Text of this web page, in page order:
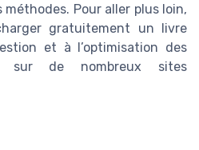
Pour aller plus loin,
gratuitement un livre
et à l’optimisation des
sur de nombreux sites